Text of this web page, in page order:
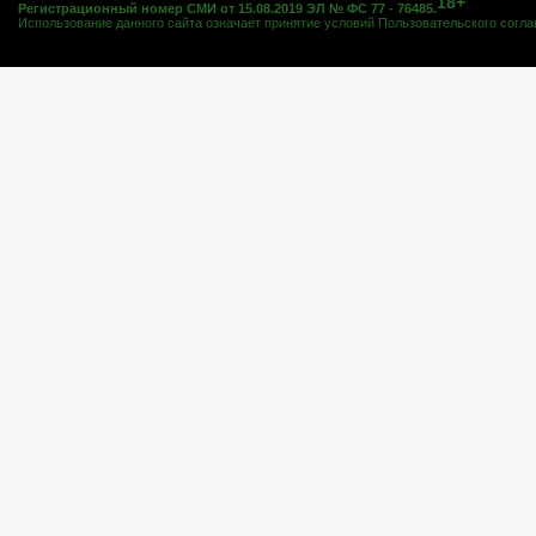
Регистрационный номер СМИ от 15.08.2019 ЭЛ № ФС 77 - 76485.
Использование данного сайта означает принятие условий Пользовательского